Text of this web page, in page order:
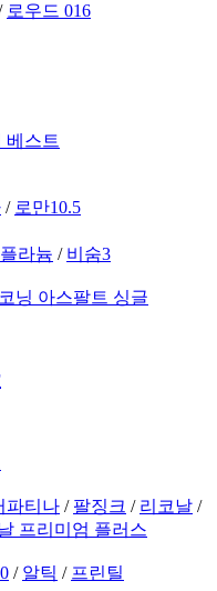
로우드 016
베스트
/ 로만10.5
플라늄 / 비숨3
닝 아스팔트 싱글
파티나 / 팔징크 / 리코날 /
프리미엄 플러스
/ 알틱 / 프린틸